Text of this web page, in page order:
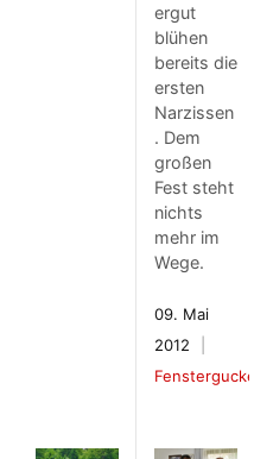
ergut
blühen
bereits die
ersten
Narzissen
. Dem
großen
Fest steht
nichts
mehr im
Wege.
09. Mai
2012
Fenstergucker